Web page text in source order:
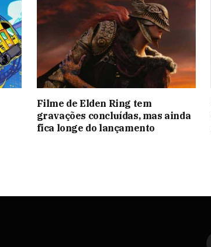
Filme de Elden Ring tem
gravações concluídas, mas ainda
fica longe do lançamento